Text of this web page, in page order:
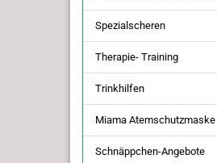
Spezialscheren
Therapie- Training
Trinkhilfen
Miama Atemschutzmaske
Schnäppchen-Angebote